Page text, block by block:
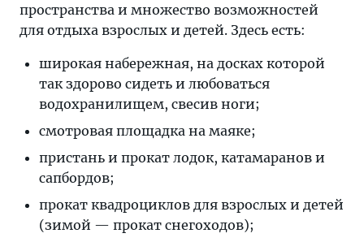
пространства и множество возможностей
для отдыха взрослых и детей. Здесь есть:
широкая набережная, на досках которой
так здорово сидеть и любоваться
водохранилищем, свесив ноги;
смотровая площадка на маяке;
пристань и прокат лодок, катамаранов и
сапбордов;
прокат квадроциклов для взрослых и детей
(зимой — прокат снегоходов);